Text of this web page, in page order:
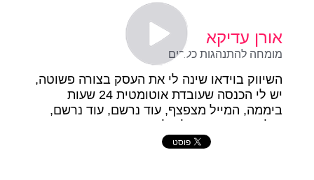
אורן עדיקא
מומחה להתנהגות כלבים
השיווק בוידאו שינה לי את העסק בצורה פשוטה,
יש לי הכנסה שעובדת אוטומטית 24 שעות
ביממה, המייל מצפצף, עוד נרשם, עוד נרשם,
ואלה אנשים שמעולם לא פגשתי